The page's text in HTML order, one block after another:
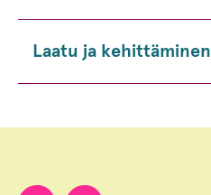
Laatu ja kehittäminen